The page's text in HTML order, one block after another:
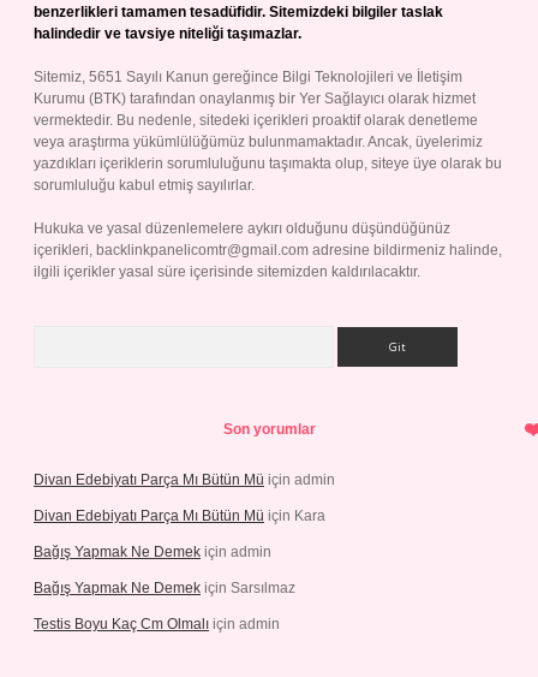
benzerlikleri tamamen tesadüfidir. Sitemizdeki bilgiler taslak
halindedir ve tavsiye niteliği taşımazlar.
Sitemiz, 5651 Sayılı Kanun gereğince Bilgi Teknolojileri ve İletişim
Kurumu (BTK) tarafından onaylanmış bir Yer Sağlayıcı olarak hizmet
vermektedir. Bu nedenle, sitedeki içerikleri proaktif olarak denetleme
veya araştırma yükümlülüğümüz bulunmamaktadır. Ancak, üyelerimiz
yazdıkları içeriklerin sorumluluğunu taşımakta olup, siteye üye olarak bu
sorumluluğu kabul etmiş sayılırlar.
Hukuka ve yasal düzenlemelere aykırı olduğunu düşündüğünüz
içerikleri, backlinkpanelicomtr@gmail.com adresine bildirmeniz halinde,
ilgili içerikler yasal süre içerisinde sitemizden kaldırılacaktır.
Son yorumlar
Divan Edebiyatı Parça Mı Bütün Mü için admin
Divan Edebiyatı Parça Mı Bütün Mü için Kara
Bağış Yapmak Ne Demek için admin
Bağış Yapmak Ne Demek için Sarsılmaz
Testis Boyu Kaç Cm Olmalı için admin